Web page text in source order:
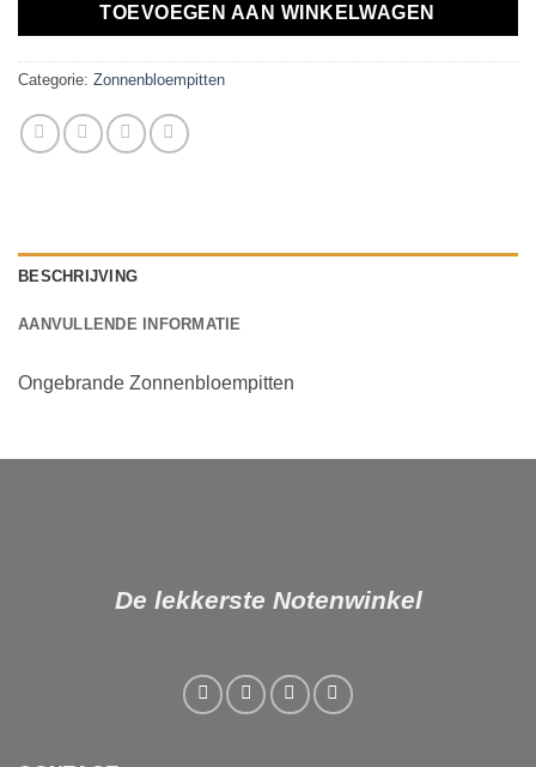
TOEVOEGEN AAN WINKELWAGEN
Categorie: Zonnenbloempitten
BESCHRIJVING
AANVULLENDE INFORMATIE
Ongebrande Zonnenbloempitten
De lekkerste Notenwinkel